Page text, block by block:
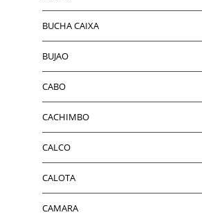
BUCHA CAIXA
BUJAO
CABO
CACHIMBO
CALCO
CALOTA
CAMARA